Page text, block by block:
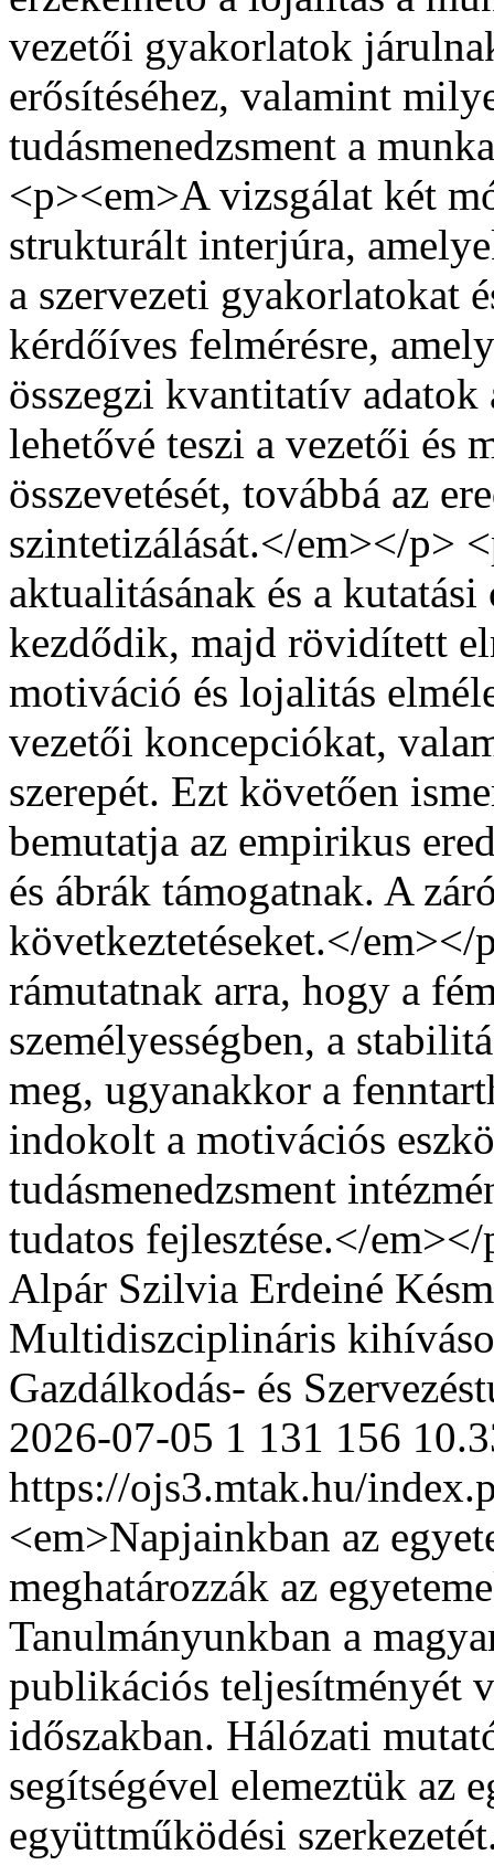
vezetői gyakorlatok
erősítéséhez, valamint
tudásmenedzsment a
<p><em>A vizsgálat két
strukturált interjúra,
a szervezeti gyakorlatokat
kérdőíves felmérésre,
összegzi kvantitatív adatok
lehetővé teszi a vezetői és
összevetését, továbbá az
szintetizálását.</em></p>
aktualitásának és a
kezdődik, majd rövidített
motiváció és lojalitás
vezetői koncepciókat,
szerepét. Ezt követően
bemutatja az empirikus
és ábrák támogatnak. A
következtetéseket.</
rámutatnak arra, hogy a
személyességben, a
meg, ugyanakkor a
indokolt a motivációs
tudásmenedzsment
tudatos fejlesztése.</
Alpár Szilvia Erdeiné
Multidiszciplináris
Gazdálkodás- és
2026-07-05 1 131 156
https://ojs3.mtak.hu/
<em>Napjainkban az
meghatározzák az
Tanulmányunkban a
publikációs teljesítményét
időszakban. Hálózati
segítségével elemeztük az
együttműködési